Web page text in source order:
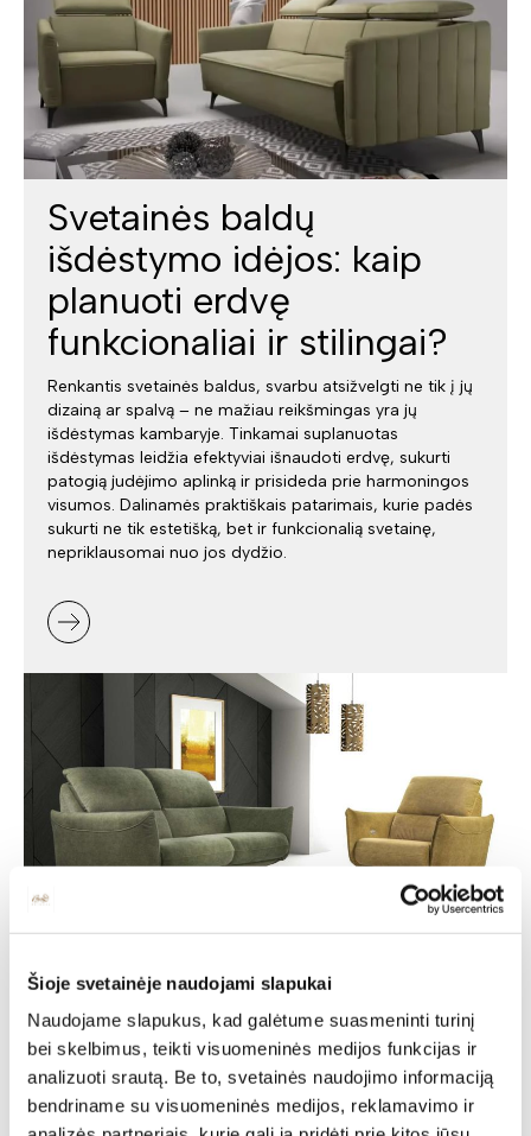
Šioje svetainėje naudojami slapukai
Naudojame slapukus, kad galėtume suasmeninti turinį
bei skelbimus, teikti visuomeninės medijos funkcijas ir
analizuoti srautą. Be to, svetainės naudojimo informaciją
bendriname su visuomeninės medijos, reklamavimo ir
Svetainės baldų
išdėstymo idėjos: kaip
planuoti erdvę
funkcionaliai ir stilingai?
Renkantis svetainės baldus, svarbu atsižvelgti ne tik į jų
dizainą ar spalvą – ne mažiau reikšmingas yra jų
išdėstymas kambaryje. Tinkamai suplanuotas
išdėstymas leidžia efektyviai išnaudoti erdvę, sukurti
patogią judėjimo aplinką ir prisideda prie harmoningos
visumos. Dalinamės praktiškais patarimais, kurie padės
sukurti ne tik estetišką, bet ir funkcionalią svetainę,
nepriklausomai nuo jos dydžio.
Minkšti baldai -
jaukumas ir stilius jūsų
namuose
Minkšti baldai yra vienas svarbiausių interjero elementų,